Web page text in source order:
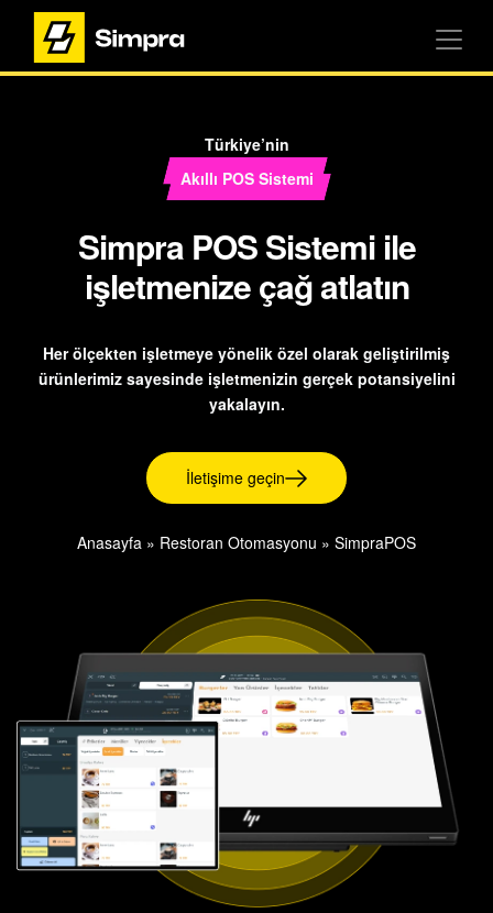
Türkiye’nin
Akıllı POS Sistemi
Simpra POS Sistemi ile
işletmenize çağ atlatın
Her ölçekten işletmeye yönelik özel olarak geliştirilmiş
ürünlerimiz sayesinde işletmenizin gerçek potansiyelini
yakalayın.
İletişime geçin
Anasayfa » Restoran Otomasyonu » SimpraPOS